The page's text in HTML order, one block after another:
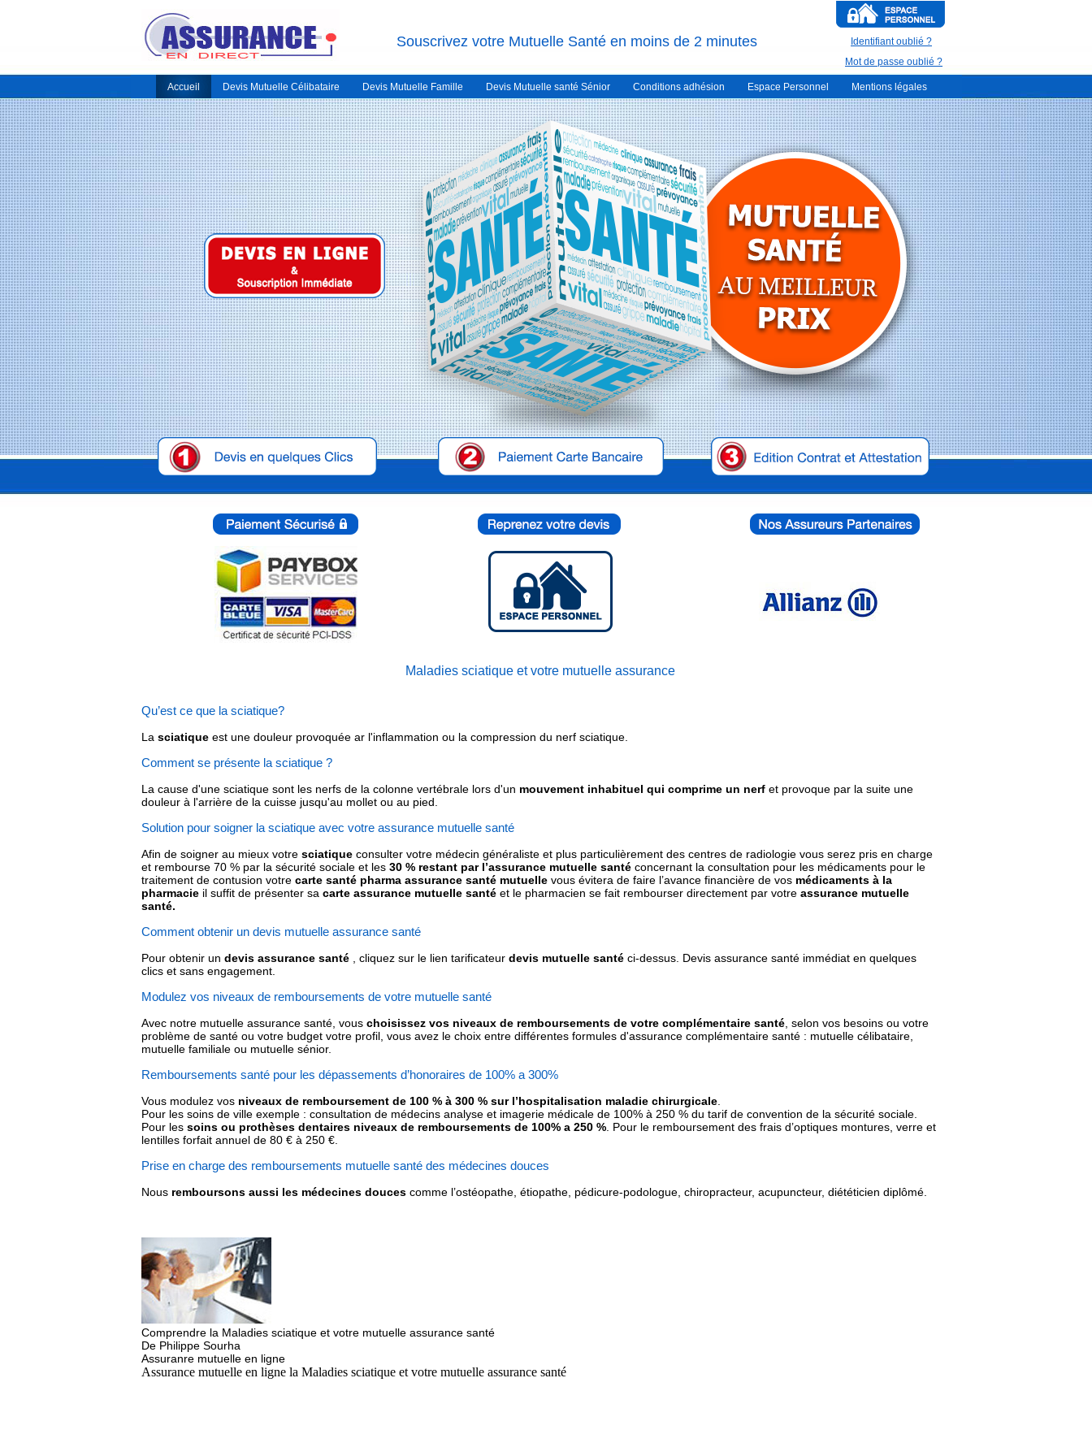
Identifiant oublié ?
Mot de passe oublié ?
Souscrivez votre Mutuelle Santé en moins de 2 minutes
Accueil Devis Mutuelle Célibataire Devis Mutuelle Famille Devis Mutuelle santé Sénior Conditions adhésion Espace Personnel Mentions légales
Maladies sciatique et votre mutuelle assurance
Qu’est ce que la sciatique?
La sciatique est une douleur provoquée ar l'inflammation ou la compression du nerf sciatique.
Comment se présente la sciatique ?
La cause d'une sciatique sont les nerfs de la colonne vertébrale lors d'un mouvement inhabituel qui comprime un nerf et provoque par la suite une
douleur à l'arrière de la cuisse jusqu'au mollet ou au pied.
Solution pour soigner la sciatique avec votre assurance mutuelle santé
Afin de soigner au mieux votre sciatique consulter votre médecin généraliste et plus particulièrement des centres de radiologie vous serez pris en charge
et rembourse 70 % par la sécurité sociale et les 30 % restant par l’assurance mutuelle santé concernant la consultation pour les médicaments pour le
traitement de contusion votre carte santé pharma assurance santé mutuelle vous évitera de faire l’avance financière de vos médicaments à la
pharmacie il suffit de présenter sa carte assurance mutuelle santé et le pharmacien se fait rembourser directement par votre assurance mutuelle
santé.
Comment obtenir un devis mutuelle assurance santé
Pour obtenir un devis assurance santé , cliquez sur le lien tarificateur devis mutuelle santé ci-dessus. Devis assurance santé immédiat en quelques
clics et sans engagement.
Modulez vos niveaux de remboursements de votre mutuelle santé
Avec notre mutuelle assurance santé, vous choisissez vos niveaux de remboursements de votre complémentaire santé , selon vos besoins ou votre
problème de santé ou votre budget votre profil, vous avez le choix entre différentes formules d'assurance complémentaire santé : mutuelle célibataire,
mutuelle familiale ou mutuelle sénior.
Remboursements santé pour les dépassements d’honoraires de 100% a 300%
Vous modulez vos niveaux de remboursement de 100 % à 300 % sur l’hospitalisation maladie chirurgicale
Pour les soins de ville exemple : consultation de médecins analyse et imagerie médicale de 100% à 250 % du tarif de convention de la sécurité sociale.
Pour les soins ou prothèses dentaires niveaux de remboursements de 100% a 250 % . Pour le remboursement des frais d’optiques montures, verre et
lentilles forfait annuel de 80 € à 250 €.
Prise en charge des remboursements mutuelle santé des médecines douces
Nous remboursons aussi les médecines douces comme l’ostéopathe, étiopathe, pédicure-podologue, chiropracteur, acupuncteur, diététicien diplômé.
Comprendre la Maladies sciatique et votre mutuelle assurance santé
De Philippe Sourha
Assuranre mutuelle en ligne
Assurance mutuelle en ligne la Maladies sciatique et votre mutuelle assurance santé